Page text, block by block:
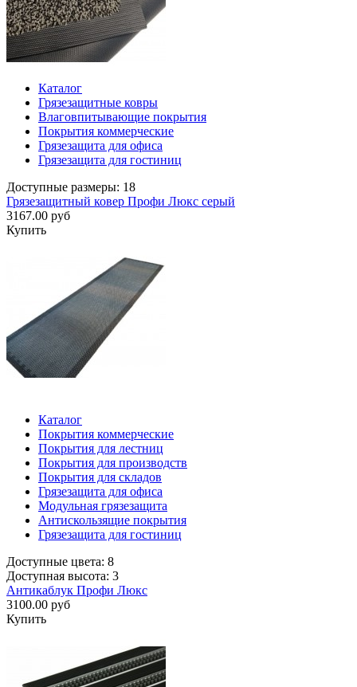
Каталог
Грязезащитные ковры
Влаговпитывающие покрытия
Покрытия коммерческие
Грязезащита для офиса
Грязезащита для гостиниц
Доступные размеры: 18
Грязезащитный ковер Профи Люкс серый
3167.00 руб
Купить
Каталог
Покрытия коммерческие
Покрытия для лестниц
Покрытия для производств
Покрытия для складов
Грязезащита для офиса
Модульная грязезащита
Антискользящие покрытия
Грязезащита для гостиниц
Доступные цвета: 8
Доступная высота: 3
Антикаблук Профи Люкс
3100.00 руб
Купить